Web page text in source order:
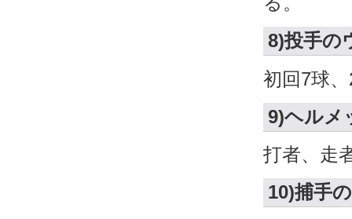
8)投手の
初回7球
9)ヘルメ
打者、走
10)捕手